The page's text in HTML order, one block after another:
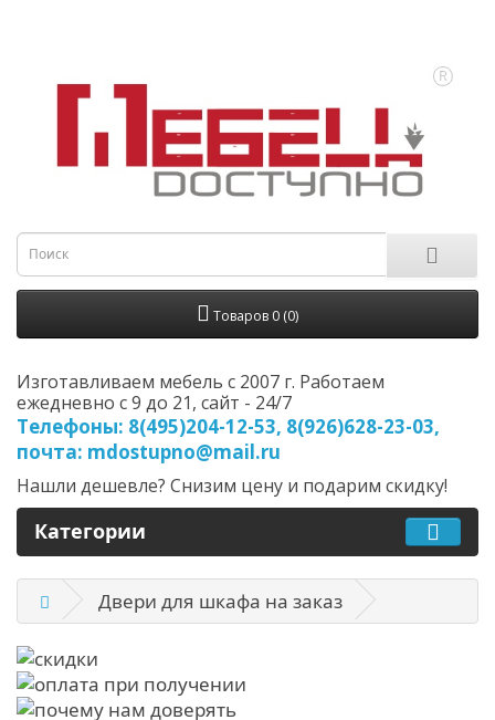
Товаров 0 (0)
Изготавливаем мебель с 2007 г. Работаем
ежедневно с 9 до 21, cайт - 24/7
Телефоны: 8(495)204-12-53, 8(926)628-23-03,
почта: mdostupno@mail.ru
Нашли дешевле? Снизим цену и подарим скидку!
Категории
Двери для шкафа на заказ